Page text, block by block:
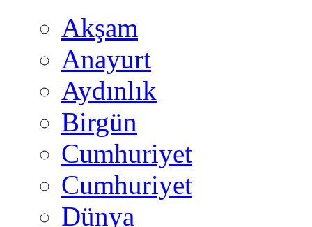
Akşam
Anayurt
Aydınlık
Birgün
Cumhuriyet
Cumhuriyet
Dünya